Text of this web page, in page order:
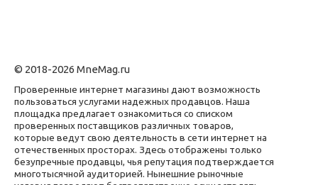
© 2018-2026 MneMag.ru
Проверенные интернет магазины дают возможность
пользоваться услугами надежных продавцов. Наша
площадка предлагает ознакомиться со списком
проверенных поставщиков различных товаров,
которые ведут свою деятельность в сети интернет на
отечественных просторах. Здесь отображены только
безупречные продавцы, чья репутация подтверждается
многотысячной аудиторией. Нынешние рыночные